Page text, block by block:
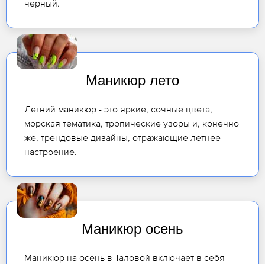
черный.
Маникюр лето
Летний маникюр - это яркие, сочные цвета,
морская тематика, тропические узоры и, конечно
же, трендовые дизайны, отражающие летнее
настроение.
Маникюр осень
Маникюр на осень в Таловой включает в себя